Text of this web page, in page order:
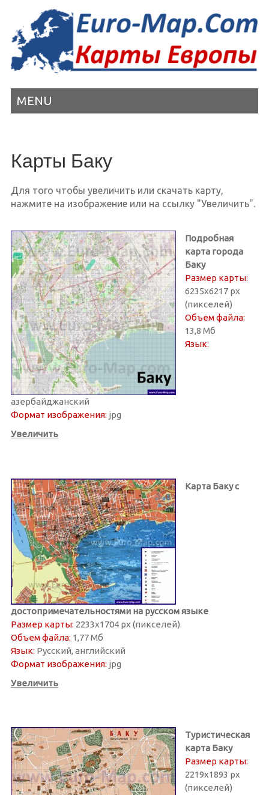
MENU
Карты Баку
Для того чтобы увеличить или скачать карту,
нажмите на изображение или на ссылку "Увеличить".
Подробная
карта города
Баку
Размер карты:
6235х6217 px
(пикселей)
Объем файла:
13,8 Мб
Язык:
азербайджанский
Формат изображения: jpg
Увеличить
Карта Баку с
достопримечательностями на русском языке
Размер карты: 2233х1704 px (пикселей)
Объем файла: 1,77 Мб
Язык: Русский, английский
Формат изображения: jpg
Увеличить
Туристическая
карта Баку
Размер карты:
2219х1893 px
(пикселей)